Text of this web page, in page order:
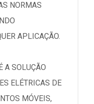
NORMAS
APLICAÇÃO.
A SOLUÇÃO
ELÉTRICAS DE
MÓVEIS,